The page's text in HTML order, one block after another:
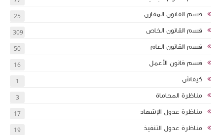
قسم القانون المقارن 25
قسم القانون الخاص 309
قسم القانون العام 50
قسم قانون الأعمل 16
كيفاش 1
مناظرة المحاماة 3
مناظرة عدول الإشهاد 17
مناظرة عدول التنفيذ 19